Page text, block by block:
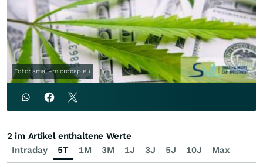
Foto: small-microcap.eu
Intraday 5T 1M 3M 1J 3J 5J 10J Max
2 im Artikel enthaltene Werte